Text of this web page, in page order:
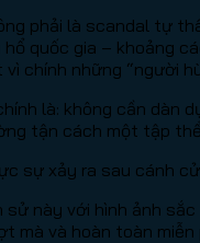
phải là scandal tự
quốc gia – khoảng
chính những “người
là: không cần
tận cách một tập
sự xảy ra sau cánh
này với hình ảnh
mà và hoàn toàn miễn